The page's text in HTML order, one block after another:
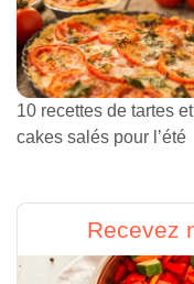
10 recettes de tartes et
cakes salés pour l’été
Recevez